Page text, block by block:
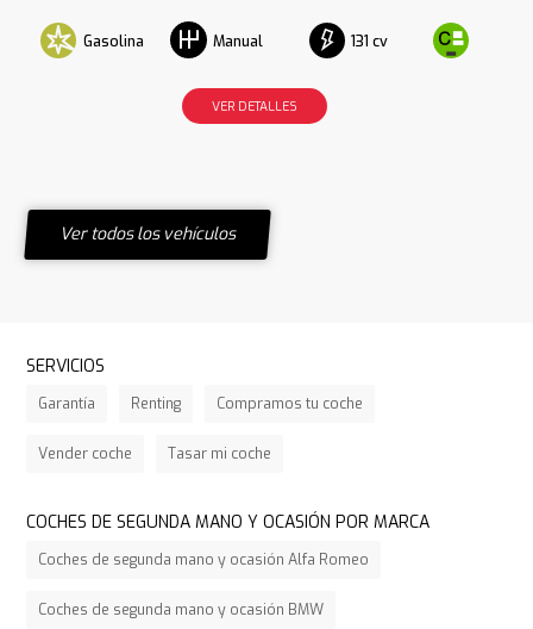
Gasolina Manual 131 cv
VER DETALLES
Ver todos los vehículos
SERVICIOS
Garantía Renting Compramos tu coche
Vender coche Tasar mi coche
COCHES DE SEGUNDA MANO Y OCASIÓN POR MARCA
Coches de segunda mano y ocasión Alfa Romeo
Coches de segunda mano y ocasión BMW